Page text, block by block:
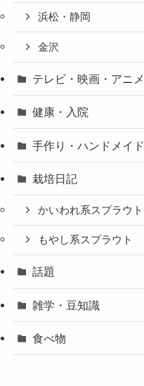
浜松・静岡
金沢
テレビ・映画・アニメ
健康・入院
手作り・ハンドメイド
栽培日記
かいわれ系スプラウト
もやし系スプラウト
話題
雑学・豆知識
食べ物